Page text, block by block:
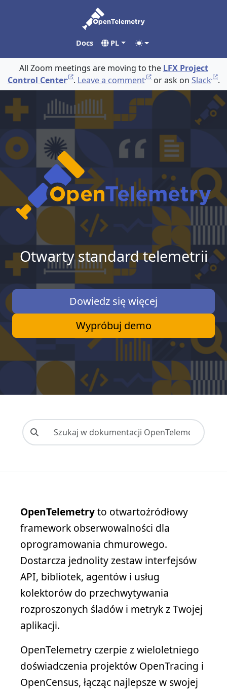
Docs PL
All Zoom meetings are moving to the LFX Project
Control Center . Leave a comment or ask on Slack .
Otwarty standard telemetrii
Dowiedz się więcej
Wypróbuj demo
OpenTelemetryto otwartoźródłowy
framework obserwowalności dla
oprogramowania chmurowego.
Dostarcza jednolity zestaw interfejsów
API, bibliotek, agentów i usług
kolektorów do przechwytywania
rozproszonych śladów i metryk z Twojej
aplikacji.
OpenTelemetry czerpie z wieloletniego
doświadczenia projektów OpenTracing i
OpenCensus, łącząc najlepsze w swojej